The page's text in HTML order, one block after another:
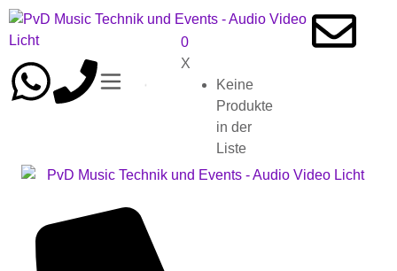
0
X
Keine
Produkte
in der
Liste